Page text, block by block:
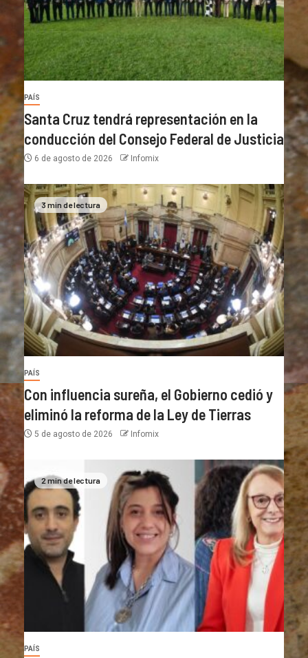
PAÍS
Santa Cruz tendrá representación en la
conducción del Consejo Federal de Justicia
6 de agosto de 2026 Infomix
3 min de lectura
PAÍS
Con influencia sureña, el Gobierno cedió y
eliminó la reforma de la Ley de Tierras
5 de agosto de 2026 Infomix
2 min de lectura
PAÍS